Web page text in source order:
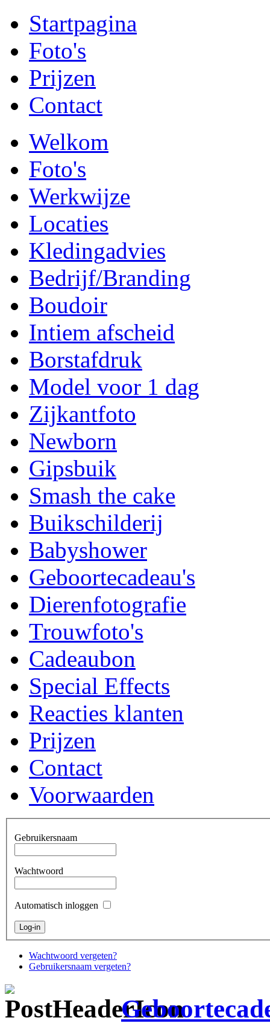
Startpagina
Foto's
Prijzen
Contact
Welkom
Foto's
Werkwijze
Locaties
Kledingadvies
Bedrijf/Branding
Boudoir
Intiem afscheid
Borstafdruk
Model voor 1 dag
Zijkantfoto
Newborn
Gipsbuik
Smash the cake
Buikschilderij
Babyshower
Geboortecadeau's
Dierenfotografie
Trouwfoto's
Cadeaubon
Special Effects
Reacties klanten
Prijzen
Contact
Voorwaarden
Gebruikersnaam
Wachtwoord
Automatisch inloggen
Wachtwoord vergeten?
Gebruikersnaam vergeten?